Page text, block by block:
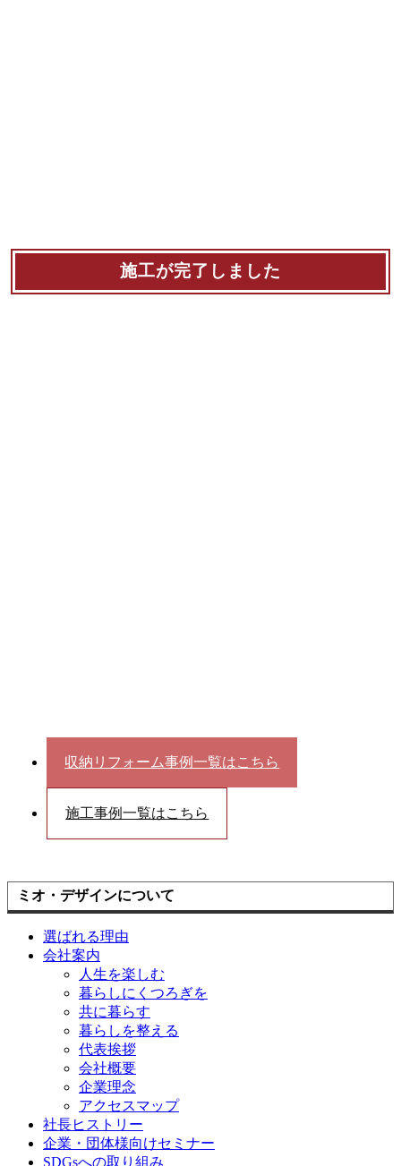
施工が完了しました
収納リフォーム事例一覧はこちら
施工事例一覧はこちら
ミオ・デザインについて
選ばれる理由
会社案内
人生を楽しむ
暮らしにくつろぎを
共に暮らす
暮らしを整える
代表挨拶
会社概要
企業理念
アクセスマップ
社長ヒストリー
企業・団体様向けセミナー
SDGsへの取り組み